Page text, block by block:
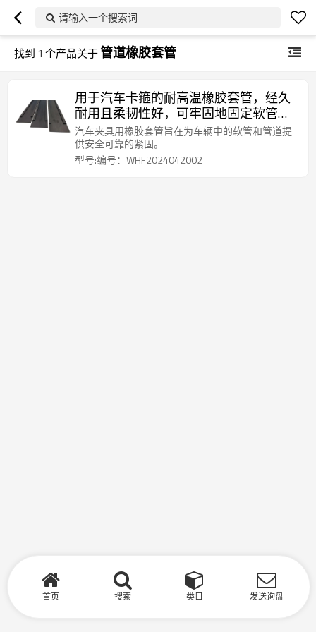
请输入一个搜索词
找到 1 个产品关于管道橡胶套管
用于汽车卡箍的耐高温橡胶套管，经久
耐用且柔韧性好，可牢固地固定软管和
管道。
汽车夹具用橡胶套管旨在为车辆中的软管和管道提
供安全可靠的紧固。
型号:编号：WHF2024042002
首页 搜索 类目 发送询盘